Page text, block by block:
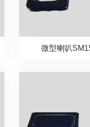
微型喇叭